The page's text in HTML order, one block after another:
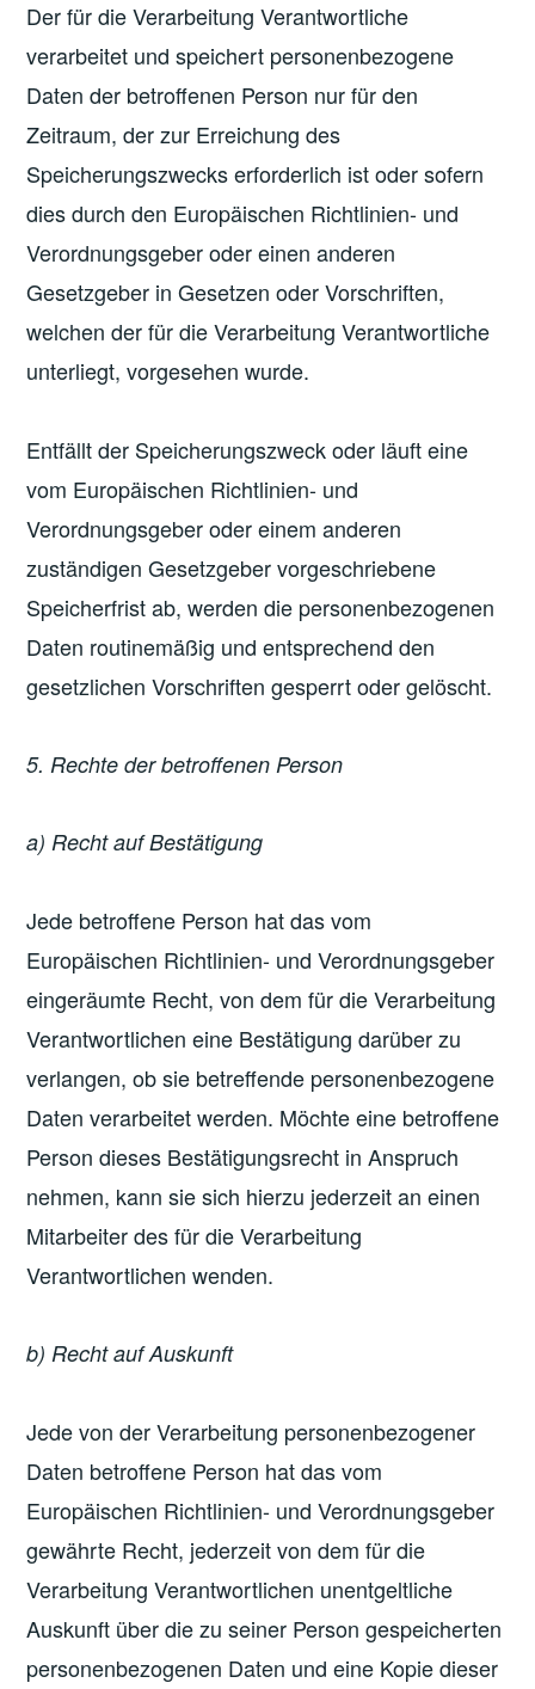
Der für die Verarbeitung Verantwortliche
verarbeitet und speichert personenbezogene
Daten der betroffenen Person nur für den
Zeitraum, der zur Erreichung des
Speicherungszwecks erforderlich ist oder sofern
dies durch den Europäischen Richtlinien- und
Verordnungsgeber oder einen anderen
Gesetzgeber in Gesetzen oder Vorschriften,
welchen der für die Verarbeitung Verantwortliche
unterliegt, vorgesehen wurde.
Entfällt der Speicherungszweck oder läuft eine
vom Europäischen Richtlinien- und
Verordnungsgeber oder einem anderen
zuständigen Gesetzgeber vorgeschriebene
Speicherfrist ab, werden die personenbezogenen
Daten routinemäßig und entsprechend den
gesetzlichen Vorschriften gesperrt oder gelöscht.
5. Rechte der betroffenen Person
a) Recht auf Bestätigung
Jede betroffene Person hat das vom
Europäischen Richtlinien- und Verordnungsgeber
eingeräumte Recht, von dem für die Verarbeitung
Verantwortlichen eine Bestätigung darüber zu
verlangen, ob sie betreffende personenbezogene
Daten verarbeitet werden. Möchte eine betroffene
Person dieses Bestätigungsrecht in Anspruch
nehmen, kann sie sich hierzu jederzeit an einen
Mitarbeiter des für die Verarbeitung
Verantwortlichen wenden.
b) Recht auf Auskunft
Jede von der Verarbeitung personenbezogener
Daten betroffene Person hat das vom
Europäischen Richtlinien- und Verordnungsgeber
gewährte Recht, jederzeit von dem für die
Verarbeitung Verantwortlichen unentgeltliche
Auskunft über die zu seiner Person gespeicherten
personenbezogenen Daten und eine Kopie dieser